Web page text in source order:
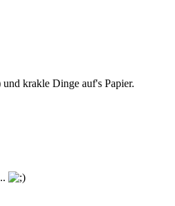
krakle Dinge auf's Papier.